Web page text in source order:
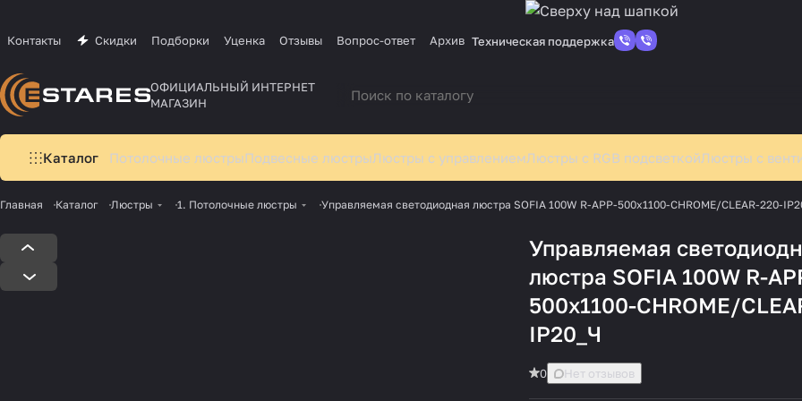
Контакты Скидки Подборки Уценка Отзывы Вопрос-ответ Архив Техническая поддержка
ОФИЦИАЛЬНЫЙ ИНТЕРНЕТ
МАГАЗИН
Каталог Потолочные люстрыПодвесные люстрыЛюстры с управлениемЛюстры с RGB подсветкойЛюстры с
Главная Каталог Люстры 1. Потолочные люстры Управляемая светодиодная люстра SOFIA 100W R-APP-500x1100-CHROME/CLEAR-220-
Управляемая
люстра SOFIA 100W R-
500x1100-CHROME/
IP20_Ч
0 Нет отзывов